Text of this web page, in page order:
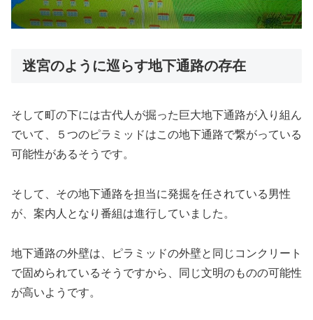
迷宮のように巡らす地下通路の存在
そして町の下には古代人が掘った巨大地下通路が入り組ん
でいて、５つのピラミッドはこの地下通路で繋がっている
可能性があるそうです。
そして、その地下通路を担当に発掘を任されている男性
が、案内人となり番組は進行していました。
地下通路の外壁は、ピラミッドの外壁と同じコンクリート
で固められているそうですから、同じ文明のものの可能性
が高いようです。